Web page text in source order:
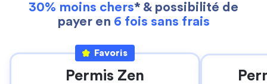
30% moins chers* & possibilité de
payer en 6 fois sans frais
Favoris
Permis Zen